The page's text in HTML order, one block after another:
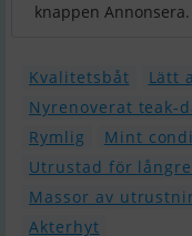
knappen Annonsera.
Kvalitetsbåt
Lätt
Nyrenoverat teak-
Rymlig
Mint
Utrustad för
Massor av
Akterhyt